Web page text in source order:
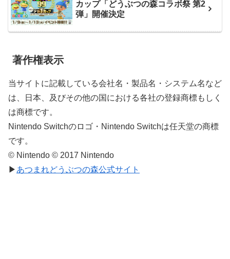
カップ「どうぶつの森コラボ祭 第2
弾」開催決定
著作権表示
当サイトに記載している会社名・製品名・システム名など
は、日本、及びその他の国における各社の登録商標もしく
は商標です。
Nintendo Switchのロゴ・Nintendo Switchは任天堂の商標
です。
© Nintendo © 2017 Nintendo
▶ あつまれどうぶつの森公式サイト